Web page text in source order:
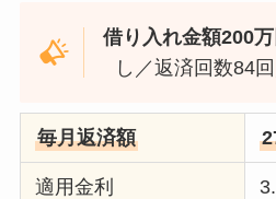
借り入れ金額200万
し／返済回数84
毎月返済額
適用金利